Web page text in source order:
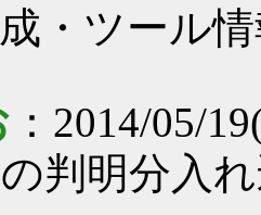
・ツール
：2014/05/
判明分入